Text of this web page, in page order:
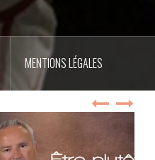
MENTIONS LÉGALES